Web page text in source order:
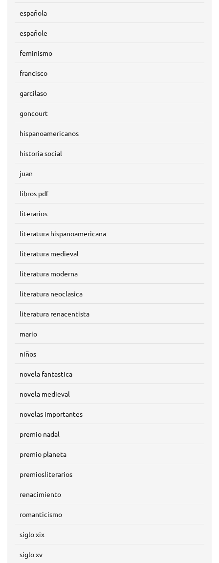
española
españole
feminismo
francisco
garcilaso
goncourt
hispanoamericanos
historia social
juan
libros pdf
literarios
literatura hispanoamericana
literatura medieval
literatura moderna
literatura neoclasica
literatura renacentista
mario
niños
novela fantastica
novela medieval
novelas importantes
premio nadal
premio planeta
premiosliterarios
renacimiento
romanticismo
siglo xix
siglo xv